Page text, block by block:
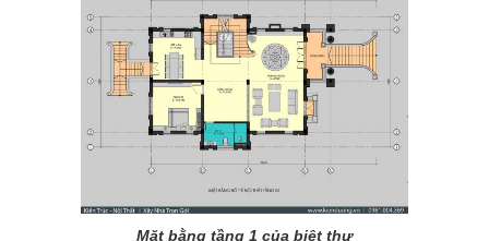
Mặt bằng tầng 1 của biệt thự